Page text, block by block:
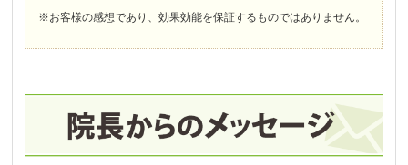
※お客様の感想であり、効果効能を保証するものではありません。